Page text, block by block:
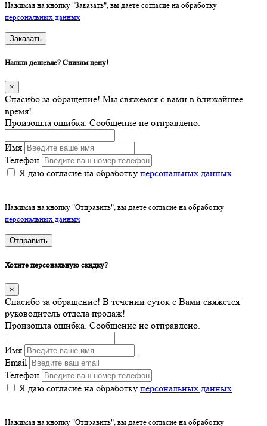
Нажимая на кнопку "Заказать", вы даете согласие на обработку
персональных данных
Заказать
Нашли дешевле? Снизим цену!
×
Спасибо за обращение! Мы свяжемся с вами в ближайшее
время!
Произошла ошибка. Сообщение не отправлено.
Имя
Телефон
Я даю согласие на обработку персональных данных
Нажимая на кнопку "Отправить", вы даете согласие на обработку
персональных данных
Отправить
Хотите персональную скидку?
×
Спасибо за обращение! В течении суток с Вами свяжется
руководитель отдела продаж!
Произошла ошибка. Сообщение не отправлено.
Имя
Email
Телефон
Я даю согласие на обработку персональных данных
Нажимая на кнопку "Отправить", вы даете согласие на обработку